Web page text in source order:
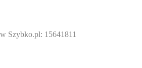
Szybko.pl: 15641811